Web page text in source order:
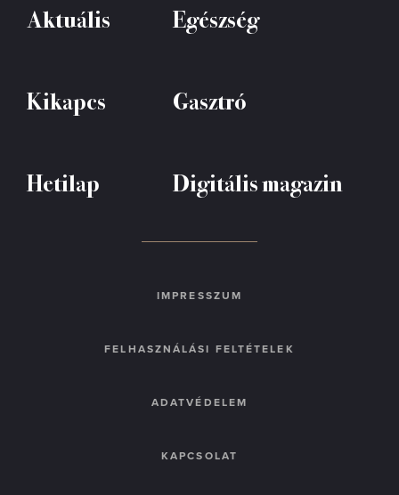
Aktuális Egészség
Kikapcs Gasztró
Hetilap Digitális magazin
IMPRESSZUM
FELHASZNÁLÁSI FELTÉTELEK
ADATVÉDELEM
KAPCSOLAT